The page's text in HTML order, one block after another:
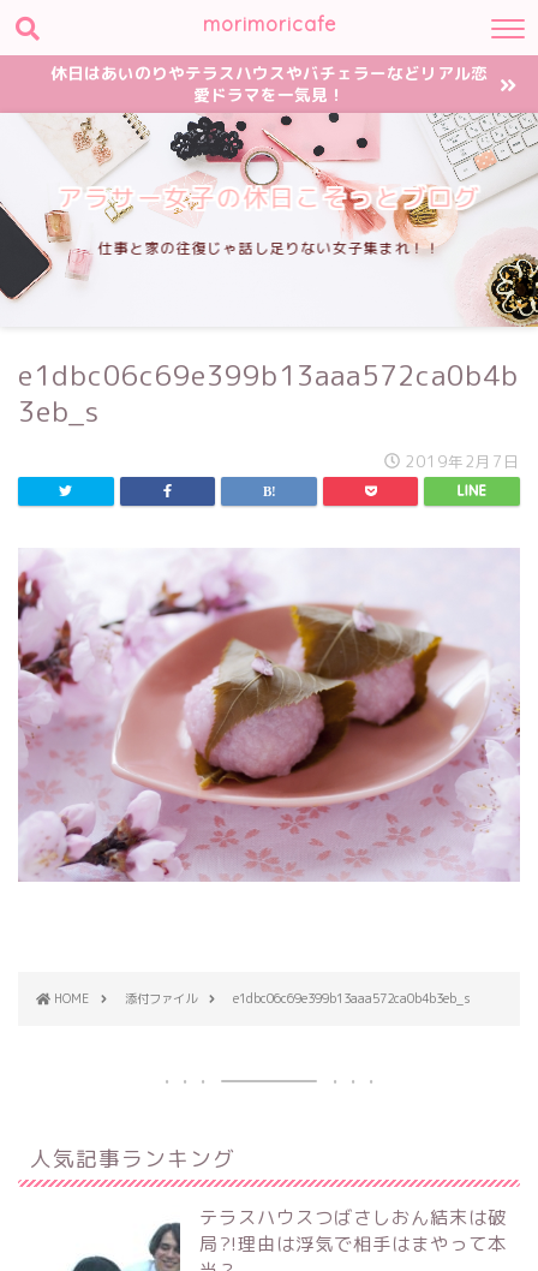
morimoricafe
休日はあいのりやテラスハウスやバチェラーなどリアル恋
愛ドラマを一気見！
アラサー女子の休日こそっとブログ
仕事と家の往復じゃ話し足りない女子集まれ！！
e1dbc06c69e399b13aaa572ca0b4b
3eb_s
2019年2月7日
HOME 添付ファイル e1dbc06c69e399b13aaa572ca0b4b3eb_s
人気記事ランキング
テラスハウスつばさしおん結末は破
局?!理由は浮気で相手はまやって本